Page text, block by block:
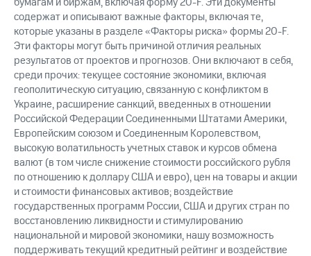
содержат и описывают важные факторы, включая те,
которые указаны в разделе «Факторы риска» формы 20-F.
Эти факторы могут быть причиной отличия реальных
результатов от проектов и прогнозов. Они включают в себя,
среди прочих: текущее состояние экономики, включая
геополитическую ситуацию, связанную с конфликтом в
Украине, расширение санкций, введенных в отношении
Российской Федерации Соединенными Штатами Америки,
Европейским союзом и Соединенным Королевством,
высокую волатильность учетных ставок и курсов обмена
валют (в том числе снижение стоимости российского рубля
по отношению к доллару США и евро), цен на товары и акции
и стоимости финансовых активов; воздействие
государственных программ России, США и других стран по
восстановлению ликвидности и стимулированию
национальной и мировой экономики, нашу возможность
поддерживать текущий кредитный рейтинг и воздействие